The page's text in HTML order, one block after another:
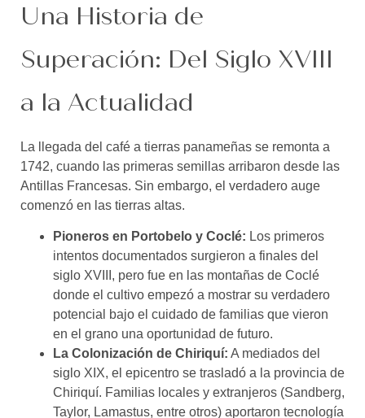
Una Historia de
Superación: Del Siglo XVIII
a la Actualidad
La llegada del café a tierras panameñas se remonta a
1742, cuando las primeras semillas arribaron desde las
Antillas Francesas. Sin embargo, el verdadero auge
comenzó en las tierras altas.
Pioneros en Portobelo y Coclé: Los primeros
intentos documentados surgieron a finales del
siglo XVIII, pero fue en las montañas de Coclé
donde el cultivo empezó a mostrar su verdadero
potencial bajo el cuidado de familias que vieron
en el grano una oportunidad de futuro.
La Colonización de Chiriquí: A mediados del
siglo XIX, el epicentro se trasladó a la provincia de
Chiriquí. Familias locales y extranjeros (Sandberg,
Taylor, Lamastus, entre otros) aportaron tecnología